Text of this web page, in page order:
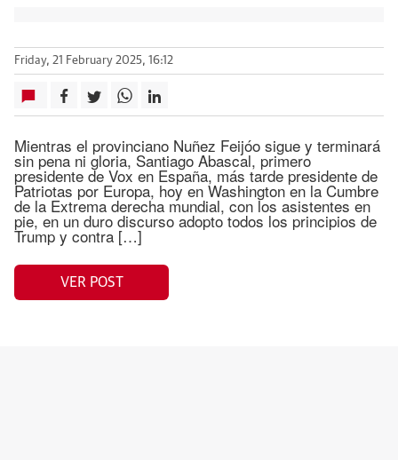
Friday, 21 February 2025, 16:12
Mientras el provinciano Nuñez Feijóo sigue y terminará
sin pena ni gloria, Santiago Abascal, primero
presidente de Vox en España, más tarde presidente de
Patriotas por Europa, hoy en Washington en la Cumbre
de la Extrema derecha mundial, con los asistentes en
pie, en un duro discurso adopto todos los principios de
Trump y contra […]
VER POST